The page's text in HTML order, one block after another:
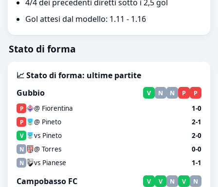
4/4 dei precedenti diretti sotto i 2,5 gol
Gol attesi dal modello: 1.11 - 1.16
Stato di forma
📈 Stato di forma: ultime partite
Gubbio
V N N P P
P @ Fiorentina 1-0
P @ Pineto 2-1
V vs Pineto 2-0
N @ Torres 0-0
N vs Pianese 1-1
Campobasso FC V V N V N